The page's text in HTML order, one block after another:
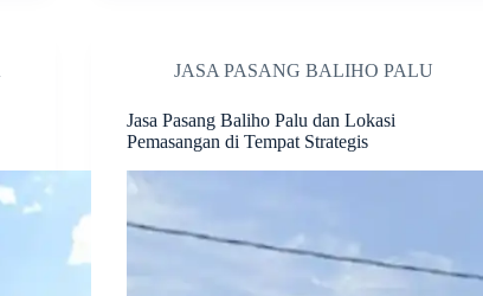
JASA PASANG BALIHO PALU
Jasa Pasang Baliho Palu dan Lokasi
Pemasangan di Tempat Strategis